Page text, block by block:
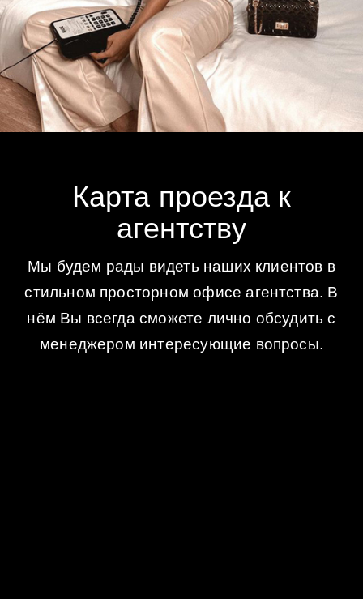
Карта проезда к
агентству
Мы будем рады видеть наших клиентов в
стильном просторном офисе агентства. В
нём Вы всегда сможете лично обсудить с
менеджером интересующие вопросы.